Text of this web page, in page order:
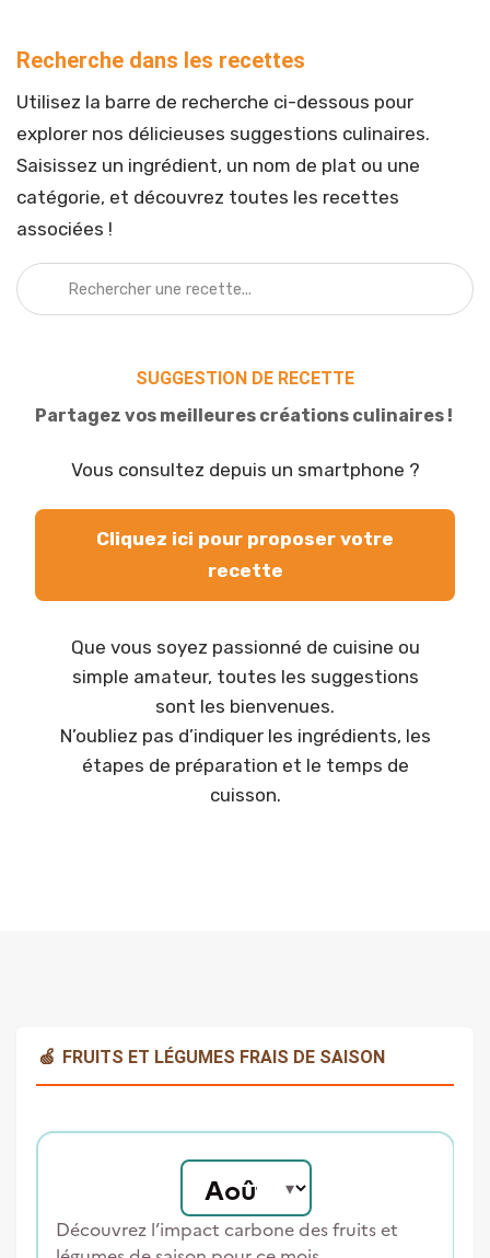
Recherche dans les recettes
Utilisez la barre de recherche ci-dessous pour
explorer nos délicieuses suggestions culinaires.
Saisissez un ingrédient, un nom de plat ou une
catégorie, et découvrez toutes les recettes
associées !
SUGGESTION DE RECETTE
Partagez vos meilleures créations culinaires !
Vous consultez depuis un smartphone ?
Cliquez ici pour proposer votre
recette
Que vous soyez passionné de cuisine ou
simple amateur, toutes les suggestions
sont les bienvenues.
N’oubliez pas d’indiquer les ingrédients, les
étapes de préparation et le temps de
cuisson.
🍏 FRUITS ET LÉGUMES FRAIS DE SAISON